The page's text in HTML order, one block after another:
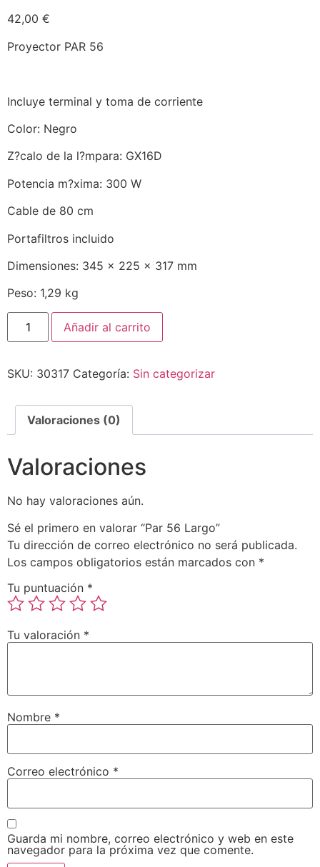
42,00 €
Proyector PAR 56
Incluye terminal y toma de corriente
Color: Negro
Z?calo de la l?mpara: GX16D
Potencia m?xima: 300 W
Cable de 80 cm
Portafiltros incluido
Dimensiones: 345 x 225 x 317 mm
Peso: 1,29 kg
Añadir al carrito
SKU: 30317 Categoría: Sin categorizar
Valoraciones (0)
Valoraciones
No hay valoraciones aún.
Sé el primero en valorar “Par 56 Largo”
Tu dirección de correo electrónico no será publicada.
Los campos obligatorios están marcados con *
Tu puntuación *
Tu valoración *
Nombre *
Correo electrónico *
Guarda mi nombre, correo electrónico y web en este
navegador para la próxima vez que comente.